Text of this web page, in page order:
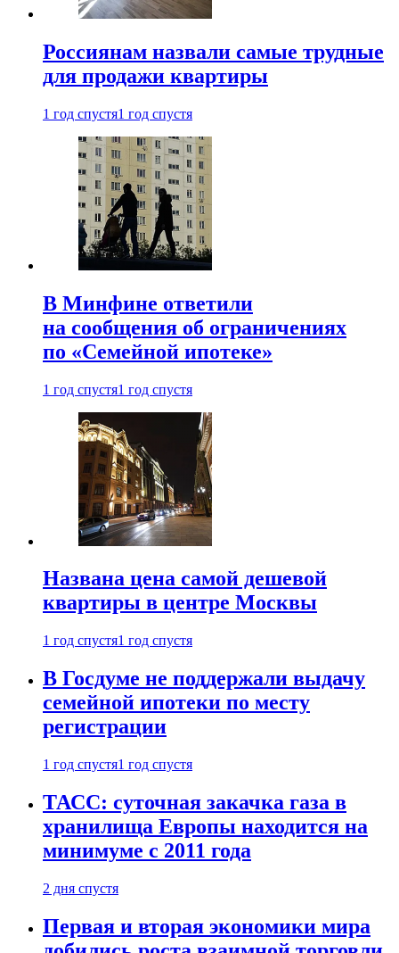
Россиянам назвали самые трудные
для продажи квартиры
1 год спустя1 год спустя
В Минфине ответили
на сообщения об ограничениях
по «Семейной ипотеке»
1 год спустя1 год спустя
Названа цена самой дешевой
квартиры в центре Москвы
1 год спустя1 год спустя
В Госдуме не поддержали выдачу
семейной ипотеки по месту
регистрации
1 год спустя1 год спустя
ТАСС: суточная закачка газа в
хранилища Европы находится на
минимуме с 2011 года
2 дня спустя
Первая и вторая экономики мира